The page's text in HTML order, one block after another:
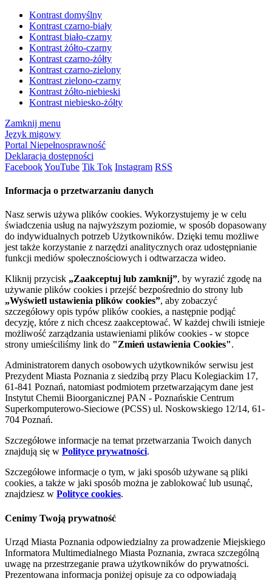
Kontrast domyślny
Kontrast czarno-biały
Kontrast biało-czarny
Kontrast żółto-czarny
Kontrast czarno-żółty
Kontrast czarno-zielony
Kontrast zielono-czarny
Kontrast żółto-niebieski
Kontrast niebiesko-żółty
Zamknij menu
Język migowy
Portal Niepełnosprawność
Deklaracja dostępności
FacebookYouTube Tik Tok Instagram RSS
Informacja o przetwarzaniu danych
Nasz serwis używa plików cookies. Wykorzystujemy je w celu
świadczenia usług na najwyższym poziomie, w sposób dopasowany
do indywidualnych potrzeb Użytkowników. Dzięki temu możliwe
jest także korzystanie z narzędzi analitycznych oraz udostępnianie
funkcji mediów społecznościowych i odtwarzacza wideo.
Kliknij przycisk „Zaakceptuj lub zamknij”, by wyrazić zgodę na
używanie plików cookies i przejść bezpośrednio do strony lub
„Wyświetl ustawienia plików cookies”, aby zobaczyć
szczegółowy opis typów plików cookies, a następnie podjąć
decyzję, które z nich chcesz zaakceptować. W każdej chwili istnieje
możliwość zarządzania ustawieniami plików cookies - w stopce
strony umieściliśmy link do "Zmień ustawienia Cookies".
Administratorem danych osobowych użytkowników serwisu jest
Prezydent Miasta Poznania z siedzibą przy Placu Kolegiackim 17,
61-841 Poznań, natomiast podmiotem przetwarzającym dane jest
Instytut Chemii Bioorganicznej PAN - Poznańskie Centrum
Superkomputerowo-Sieciowe (PCSS) ul. Noskowskiego 12/14, 61-
704 Poznań.
Szczegółowe informacje na temat przetwarzania Twoich danych
znajdują się w Polityce prywatności.
Szczegółowe informacje o tym, w jaki sposób używane są pliki
cookies, a także w jaki sposób można je zablokować lub usunąć,
znajdziesz w Polityce cookies.
Cenimy Twoją prywatność
Urząd Miasta Poznania odpowiedzialny za prowadzenie Miejskiego
Informatora Multimedialnego Miasta Poznania, zwraca szczególną
uwagę na przestrzeganie prawa użytkowników do prywatności.
Prezentowana informacja poniżej opisuje za co odpowiadają